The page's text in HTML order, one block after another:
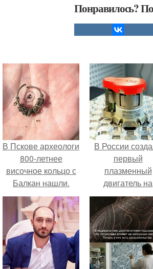
Понравилось?
В Пскове археологи
800-летнее
височное кольцо с
Балкан нашли.
В России
первый
плазменный
двигатель на
криптоне.